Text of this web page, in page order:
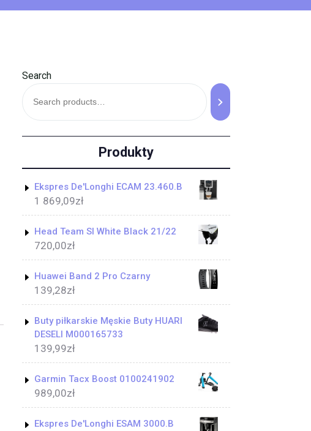
Search
Produkty
Ekspres De'Longhi ECAM 23.460.B
1 869,09zł
Head Team Sl White Black 21/22
720,00zł
Huawei Band 2 Pro Czarny
139,28zł
Buty piłkarskie Męskie Buty HUARI
DESELI M000165733
139,99zł
Garmin Tacx Boost 0100241902
989,00zł
Ekspres De'Longhi ESAM 3000.B